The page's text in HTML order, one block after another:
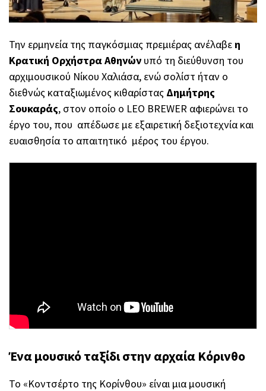
Την ερμηνεία της παγκόσμιας πρεμιέρας ανέλαβεη
Κρατική Ορχήστρα Αθηνών υπό τη διεύθυνση του
αρχιμουσικού Νίκου Χαλιάσα, ενώ σολίστ ήταν ο
διεθνώς καταξιωμένος κιθαρίστας Δημήτρης
Σουκαράς, στον οποίο ο LEO BREWER αφιερώνει το
έργο του, που απέδωσε με εξαιρετική δεξιοτεχνία και
ευαισθησία το απαιτητικό μέρος του έργου.
Ένα μουσικό ταξίδι στην αρχαία Κόρινθο
Το «Κοντσέρτο της Κορίνθου» είναι μια μουσική